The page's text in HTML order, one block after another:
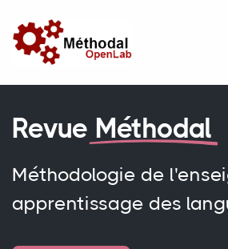
Revue Méthodal
Méthodologie de
apprentissage des